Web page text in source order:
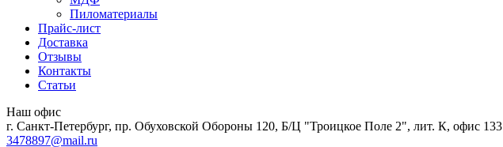
Пиломатериалы
Прайс-лист
Доставка
Отзывы
Контакты
Статьи
Наш офис
г. Санкт-Петербург, пр. Обуховской Обороны 120, Б/Ц "Троицкое Поле 2", лит. К, офис 133
3478897@mail.ru